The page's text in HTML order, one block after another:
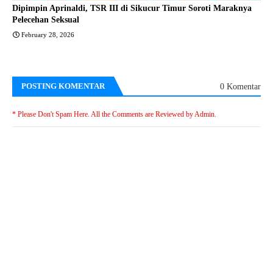
Dipimpin Aprinaldi, TSR III di Sikucur Timur Soroti Maraknya
Pelecehan Seksual
February 28, 2026
POSTING KOMENTAR 0 Komentar
* Please Don't Spam Here. All the Comments are Reviewed by Admin.